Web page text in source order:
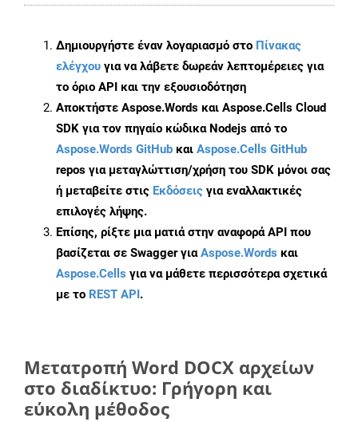
Δημιουργήστε έναν λογαριασμό στο Πίνακας
ελέγχου για να λάβετε δωρεάν λεπτομέρειες για
το όριο API και την εξουσιοδότηση
Αποκτήστε Aspose.Words και Aspose.Cells Cloud
SDK για τον πηγαίο κώδικα Nodejs από το
Aspose.Words GitHub και Aspose.Cells GitHub
repos για μεταγλώττιση/χρήση του SDK μόνοι σας
ή μεταβείτε στις Εκδόσεις για εναλλακτικές
επιλογές λήψης.
Επίσης, ρίξτε μια ματιά στην αναφορά API που
βασίζεται σε Swagger γιαAspose.Words και
Aspose.Cells για να μάθετε περισσότερα σχετικά
με το REST API.
Μετατροπή Word DOCX αρχείων
στο διαδίκτυο: Γρήγορη και
εύκολη μέθοδος